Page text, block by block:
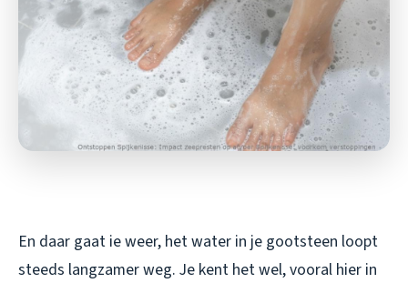
En daar gaat ie weer, het water in je gootsteen loopt
steeds langzamer weg. Je kent het wel, vooral hier in